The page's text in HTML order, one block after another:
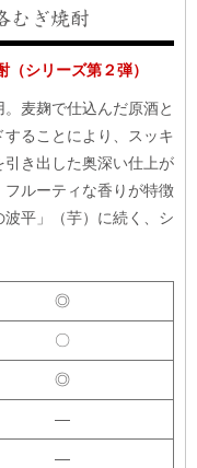
むぎ焼酎
シリーズ第２弾）
麦麹で仕込んだ原酒と
ることにより、スッキ
引き出した奥深い仕上が
フルーティな香りが特徴
平」（芋）に続く、シ
◎
〇
◎
―
―